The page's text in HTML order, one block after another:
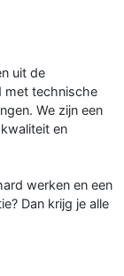
uit de
met technische
We zijn een
en
werken en een
Dan krijg je alle